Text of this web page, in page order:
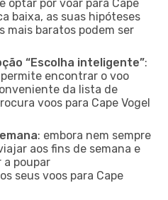
optar por voar para Cape
baixa, as suas hipóteses
mais baratos podem ser
“Escolha inteligente”:
encontrar o voo
da lista de
voos para Cape Vogel
: embora nem sempre
aos fins de semana e
poupar
seus voos para Cape